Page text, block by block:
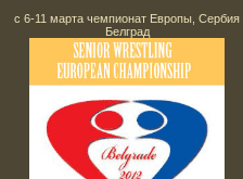
с 6-11 марта чемпионат Европы, Сербия
Белград